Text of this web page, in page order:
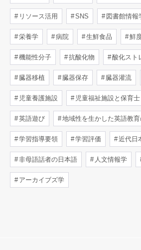
リソース活用 SNS 図書館情報
栄養学 病院 生鮮食品 鮮
機能性分子 抗酸化物 酸化スト
臓器移植 臓器保存 臓器灌流
児童養護施設 児童福祉施設と保育士
英語遊び 地域性を生かした英語教育
学習指導要領 学習評価 近代日
非母語話者の日本語 人文情報学
アーカイブズ学